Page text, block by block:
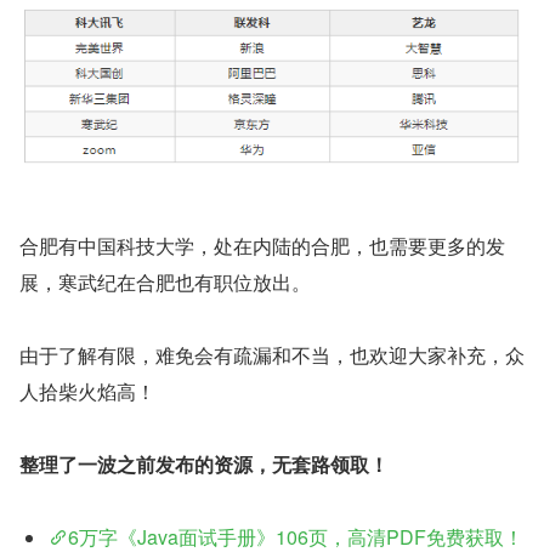
合肥有中国科技大学，处在内陆的合肥，也需要更多的发
展，寒武纪在合肥也有职位放出。
由于了解有限，难免会有疏漏和不当，也欢迎大家补充，众
人拾柴火焰高！
整理了一波之前发布的资源，无套路领取！
6万字《Java面试手册》106页，高清PDF免费获取！